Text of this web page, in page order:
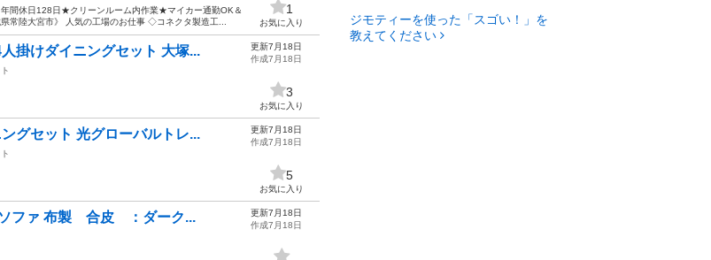
間休日128日★クリーンルーム内作業★マイカー通勤OK＆
常陸大宮市》 人気の工場のお仕事 ◇コネクタ製造工...
1
お気に入り
掛けダイニングセット 大塚...
更新7月18日
作成7月18日
3
お気に入り
グセット 光グローバルトレ...
更新7月18日
作成7月18日
5
お気に入り
ソファ 布製 合皮 ：ダーク...
更新7月18日
作成7月18日
ジモティーを使った「スゴい！」を
教えてください